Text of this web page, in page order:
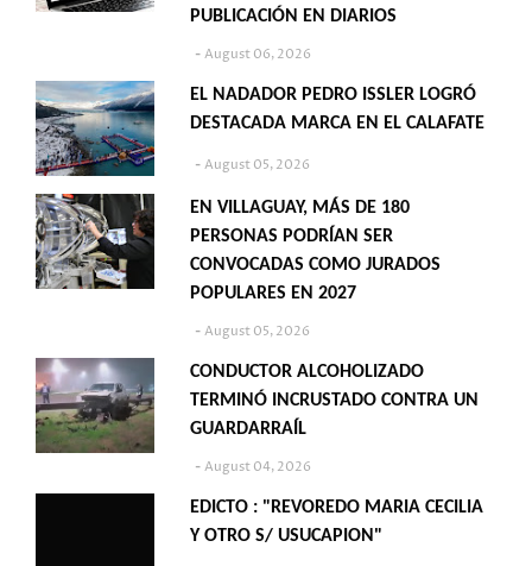
PUBLICACIÓN EN DIARIOS
August 06, 2026
EL NADADOR PEDRO ISSLER LOGRÓ
DESTACADA MARCA EN EL CALAFATE
August 05, 2026
EN VILLAGUAY, MÁS DE 180
PERSONAS PODRÍAN SER
CONVOCADAS COMO JURADOS
POPULARES EN 2027
August 05, 2026
CONDUCTOR ALCOHOLIZADO
TERMINÓ INCRUSTADO CONTRA UN
GUARDARRAÍL
August 04, 2026
EDICTO : "REVOREDO MARIA CECILIA
Y OTRO S/ USUCAPION"